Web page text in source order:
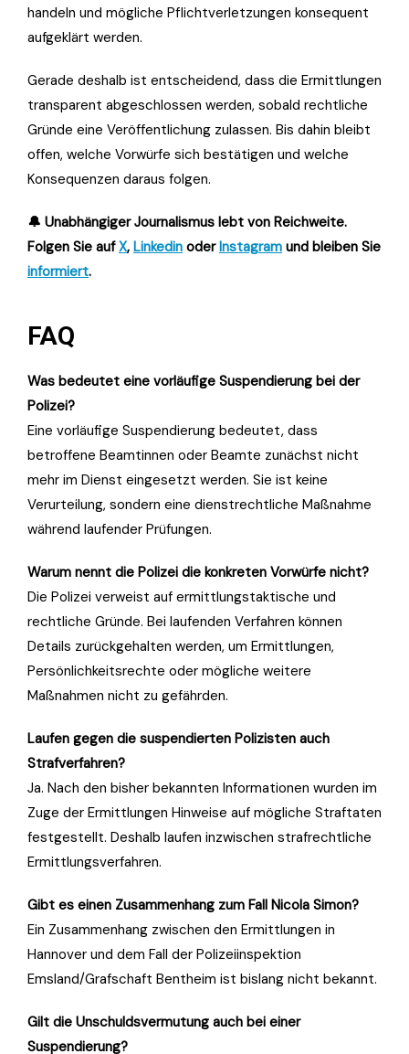
handeln und mögliche Pflichtverletzungen konsequent
aufgeklärt werden.
Gerade deshalb ist entscheidend, dass die Ermittlungen
transparent abgeschlossen werden, sobald rechtliche
Gründe eine Veröffentlichung zulassen. Bis dahin bleibt
offen, welche Vorwürfe sich bestätigen und welche
Konsequenzen daraus folgen.
🔔 Unabhängiger Journalismus lebt von Reichweite.
Folgen Sie aufX, Linkedin oderInstagram und bleiben Sie
informiert.
FAQ
Was bedeutet eine vorläufige Suspendierung bei der
Polizei?
Eine vorläufige Suspendierung bedeutet, dass
betroffene Beamtinnen oder Beamte zunächst nicht
mehr im Dienst eingesetzt werden. Sie ist keine
Verurteilung, sondern eine dienstrechtliche Maßnahme
während laufender Prüfungen.
Warum nennt die Polizei die konkreten Vorwürfe nicht?
Die Polizei verweist auf ermittlungstaktische und
rechtliche Gründe. Bei laufenden Verfahren können
Details zurückgehalten werden, um Ermittlungen,
Persönlichkeitsrechte oder mögliche weitere
Maßnahmen nicht zu gefährden.
Laufen gegen die suspendierten Polizisten auch
Strafverfahren?
Ja. Nach den bisher bekannten Informationen wurden im
Zuge der Ermittlungen Hinweise auf mögliche Straftaten
festgestellt. Deshalb laufen inzwischen strafrechtliche
Ermittlungsverfahren.
Gibt es einen Zusammenhang zum Fall Nicola Simon?
Ein Zusammenhang zwischen den Ermittlungen in
Hannover und dem Fall der Polizeiinspektion
Emsland/Grafschaft Bentheim ist bislang nicht bekannt.
Gilt die Unschuldsvermutung auch bei einer
Suspendierung?